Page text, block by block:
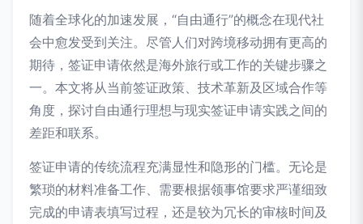
随着全球化的加速发展，“自由通行”的概念在现代社
会中愈发受到关注。尽管人们对跨境移动拥有更高的
期待，签证申请依然是海外旅行或工作的关键步骤之
一。本文将从当前签证政策、技术革新及区域合作等
角度，探讨自由通行理想与现实签证申请实践之间的
差距和联系。
签证申请的传统流程充满显性和隐形的门槛。无论是
繁琐的材料准备工作、需要根据领事馆要求严谨细致
完成的申请表填写过程，还是较为冗长的审核时间及